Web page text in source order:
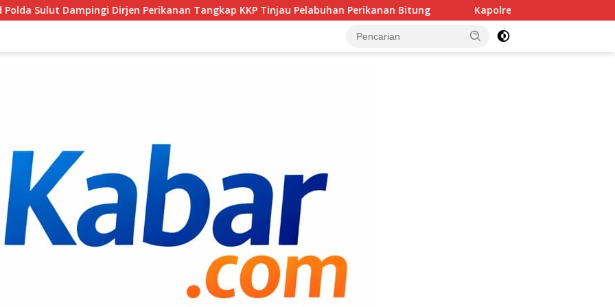
Tangkap KKP Tinjau Pelabuhan Perikanan Bitung ‎‎Kapolres Pidie Pererat Silaturahmi dengan Pimpinan HUDA